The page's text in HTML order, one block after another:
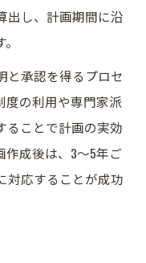
出し、計画期間に沿
と承認を得るプロセ
度の利用や専門家派
ることで計画の実効
作成後は、3～5年ご
対応することが成功